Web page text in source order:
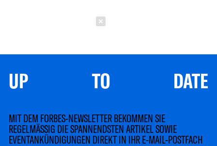
UP TO DATE
MIT DEM FORBES-NEWSLETTER BEKOMMEN SIE
REGELMÄSSIG DIE SPANNENDSTEN ARTIKEL SOWIE
EVENTANKÜNDIGUNGEN DIREKT IN IHR E-MAIL-POSTFACH